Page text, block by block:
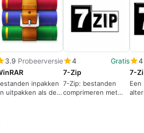
3.9 Probeerversie
inpakken
uitpakken als de
4
Gratis
7-Zip
7-Zip: bestanden
comprimeren met
4
7-
Een